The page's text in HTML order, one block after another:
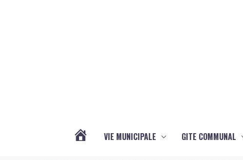
VIE MUNICIPALE GITE COMMUNAL